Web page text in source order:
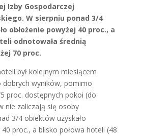
Izby Gospodarczej
W sierpniu ponad 3/4
obłożenie powyżej 40 proc., a
odnotowała średnią
70 proc.
był kolejnym miesiącem
dobrych wyników, pomimo
proc. dostępnych pokoi (do
nie zaliczają się osoby
3/4 obiektów uzyskało
proc., a blisko połowa hoteli (48